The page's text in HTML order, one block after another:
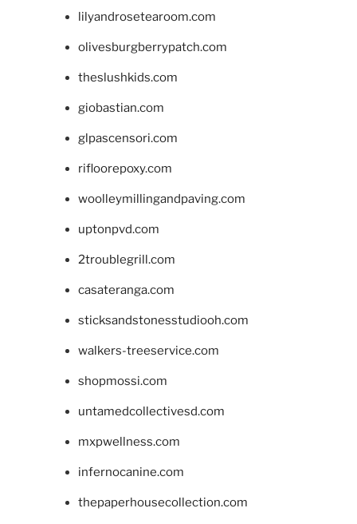
lilyandrosetearoom.com
olivesburgberrypatch.com
theslushkids.com
giobastian.com
glpascensori.com
rifloorepoxy.com
woolleymillingandpaving.com
uptonpvd.com
2troublegrill.com
casateranga.com
sticksandstonesstudiooh.com
walkers-treeservice.com
shopmossi.com
untamedcollectivesd.com
mxpwellness.com
infernocanine.com
thepaperhousecollection.com